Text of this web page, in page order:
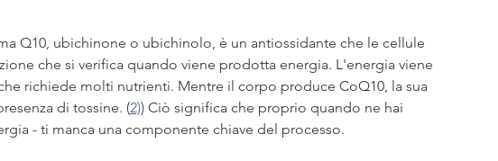
Q10, ubichinone o ubichinolo, è un antiossidante che le cellule
che si verifica quando viene prodotta energia. L'energia viene
richiede molti nutrienti. Mentre il corpo produce CoQ10, la sua
di tossine. (2)) Ciò significa che proprio quando ne hai
- ti manca una componente chiave del processo.